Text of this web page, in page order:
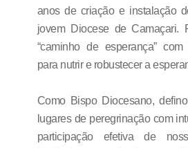
anos de criação e instalação
jovem Diocese de Camaçari.
“caminho de esperança” com
para nutrir e robustecer a
Como Bispo Diocesano,
lugares de peregrinação com
participação efetiva de